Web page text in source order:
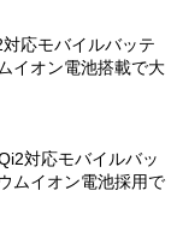
応モバイルバッテ
イオン電池搭載で大
対応モバイルバッ
ムイオン電池採用で